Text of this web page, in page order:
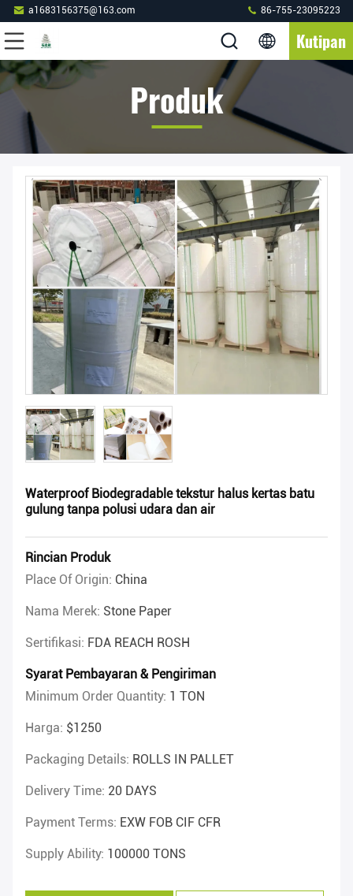
a1683156375@163.com 86-755-23095223
Kutipan
Produk
Waterproof Biodegradable tekstur halus kertas batu
gulung tanpa polusi udara dan air
Rincian Produk
Place Of Origin: China
Nama Merek: Stone Paper
Sertifikasi: FDA REACH ROSH
Syarat Pembayaran & Pengiriman
Minimum Order Quantity: 1 TON
Harga: $1250
Packaging Details: ROLLS IN PALLET
Delivery Time: 20 DAYS
Payment Terms: EXW FOB CIF CFR
Supply Ability: 100000 TONS